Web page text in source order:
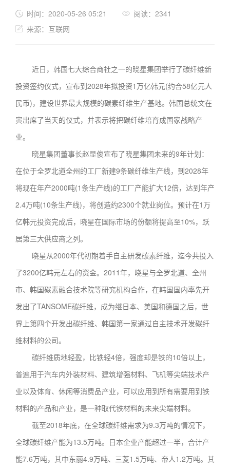
时间：2020-05-26 05:21
阅读：2341
来源：互联网
近日，韩国七大综合商社之一的晓星集团举行了碳纤维新
投资签约仪式，宣布到2028年拟投资1万亿韩元(约合58亿元人
民币)，建设世界最大规模的碳素纤维生产基地。韩国总统文在
寅出席了当天的仪式，并表示将把碳纤维培育成国家战略产
业。
晓星集团董事长赵显俊宣布了晓星集团未来的9年计划：
在位于全罗北道全州的工厂新建9条碳纤维生产线，到2028年
将现在年产2000吨(1条生产线)的工厂产能扩大12倍，达到年产
2.4万吨(10条生产线)，将创造约2300个就业岗位。预计在1万
亿韩元投资完成后，晓星在国际市场的份额将提高至10%，跃
居第三大供应商之列。
晓星从2000年代初期着手自主研发碳素纤维，迄今共投入
了3200亿韩元左右的资金。2011年，晓星与全罗北道、全州
市、韩国碳素融合技术院等研究机构合作，在韩国国内率先开
发出了TANSOME碳纤维，成为继日本、美国和德国之后，世
界上第四个开发出碳纤维、韩国第一家通过自主技术开发碳纤
维材料的公司。
碳纤维质地轻盈，比铁轻4倍，强度却是铁的10倍以上，
普遍用于汽车内外装材料、建筑增强材料、飞机等尖端技术产
业以及体育、休闲等消费品产业，可以应用到所有需要用到铁
材料的产品和产业，是一种取代铁材料的未来尖端材料。
截至2018年底，在全球碳纤维需求为9.3万吨的情况下，
全球碳纤维产能为13.5万吨。日本企业产能超过一半，合计产
能7.6万吨，其中东丽4.9万吨、三菱1.5万吨、帝人1.2万吨。其